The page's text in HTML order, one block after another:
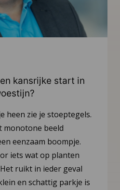
kansrijke start in
heen zie je stoeptegels.
monotone beeld
eenzaam boompje.
iets wat op planten
ruikt in ieder geval
en schattig parkje is